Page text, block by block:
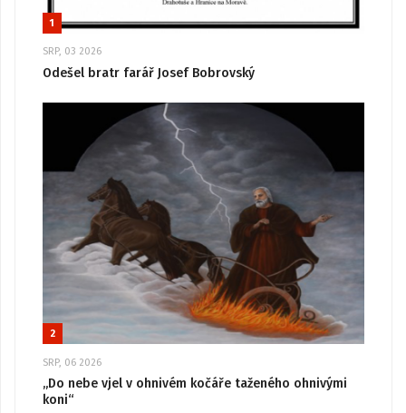
1
SRP, 03 2026
Odešel bratr farář Josef Bobrovský
2
SRP, 06 2026
„Do nebe vjel v ohnivém kočáře taženého ohnivými
koni“